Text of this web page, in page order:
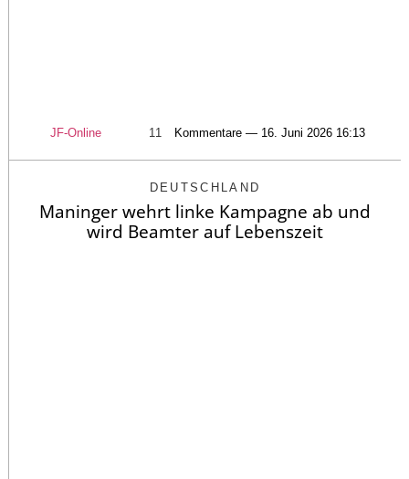
JF-Online 11 Kommentare — 16. Juni 2026 16:13
DEUTSCHLAND
Maninger wehrt linke Kampagne ab und
wird Beamter auf Lebenszeit